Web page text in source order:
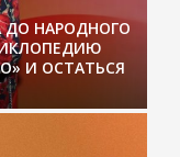
ДО НАРОДНОГО
И ОСТАТЬСЯ